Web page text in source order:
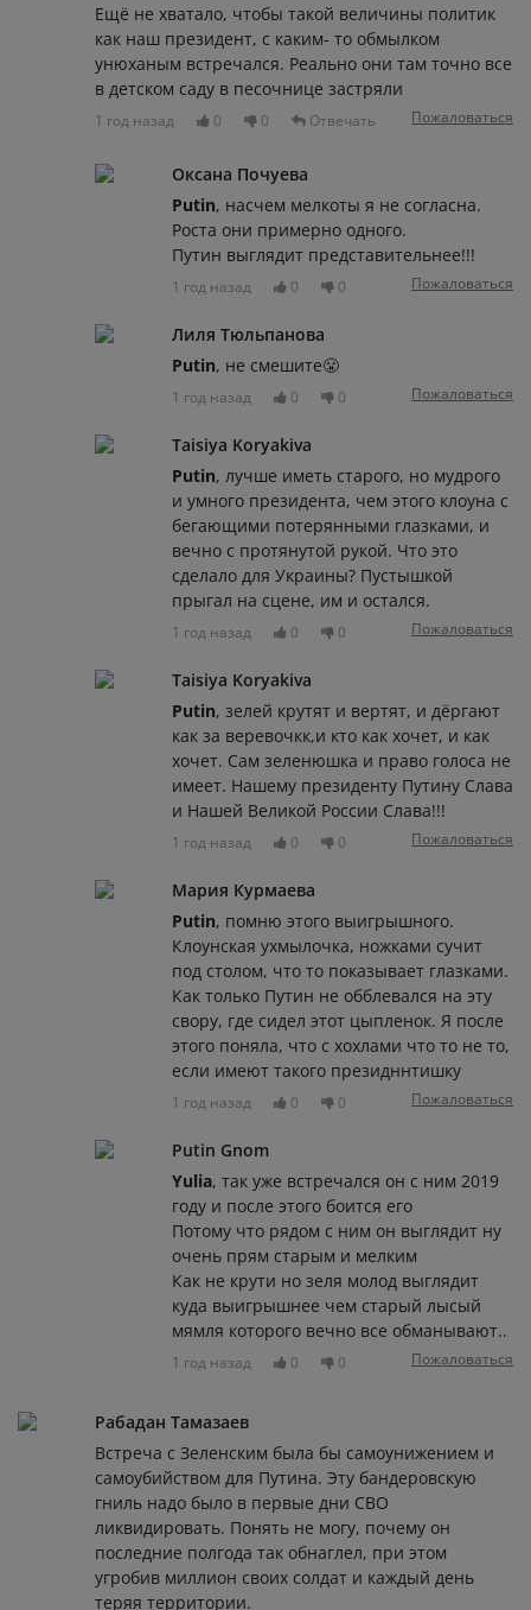
Ещё не хватало, чтобы такой величины политик
как наш президент, с каким- то обмылком
унюханым встречался. Реально они там точно все
в детском саду в песочнице застряли
1 год назад 0 0 Отвечать Пожаловаться
Оксана Почуева
Putin, насчем мелкоты я не согласна.
Роста они примерно одного.
Путин выглядит представительнее!!!
1 год назад 0 0 Пожаловаться
Лиля Тюльпанова
Putin, не смешите😤
1 год назад 0 0 Пожаловаться
Taisiya Koryakiva
Putin, лучше иметь старого, но мудрого
и умного президента, чем этого клоуна с
бегающими потерянными глазками, и
вечно с протянутой рукой. Что это
сделало для Украины? Пустышкой
прыгал на сцене, им и остался.
1 год назад 0 0 Пожаловаться
Taisiya Koryakiva
Putin, зелей крутят и вертят, и дёргают
как за веревочкк,и кто как хочет, и как
хочет. Сам зеленюшка и право голоса не
имеет. Нашему президенту Путину Слава
и Нашей Великой России Слава!!!
1 год назад 0 0 Пожаловаться
Мария Курмаева
Putin, помню этого выигрышного.
Клоунская ухмылочка, ножками сучит
под столом, что то показывает глазками.
Как только Путин не обблевался на эту
свору, где сидел этот цыпленок. Я после
этого поняла, что с хохлами что то не то,
если имеют такого президннтишку
1 год назад 0 0 Пожаловаться
Putin Gnom
Yulia, так уже встречался он с ним 2019
году и после этого боится его
Потому что рядом с ним он выглядит ну
очень прям старым и мелким
Как не крути но зеля молод выглядит
куда выигрышнее чем старый лысый
мямля которого вечно все обманывают..
1 год назад 0 0 Пожаловаться
Рабадан Тамазаев
Встреча с Зеленским была бы самоунижением и
самоубийством для Путина. Эту бандеровскую
гниль надо было в первые дни СВО
ликвидировать. Понять не могу, почему он
последние полгода так обнаглел, при этом
угробив миллион своих солдат и каждый день
теряя территории.